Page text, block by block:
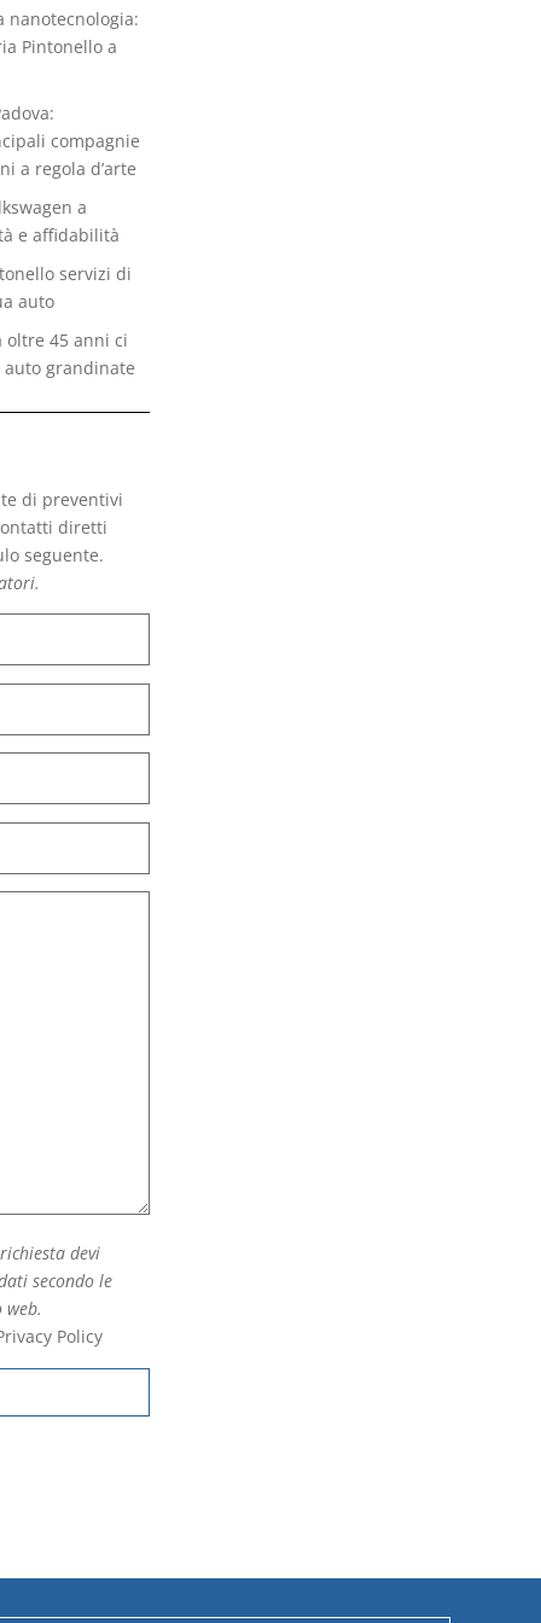
nanotecnologia:
Pintonello a
compagnie
a regola d’arte
a
e affidabilità
servizi di
auto
oltre 45 anni ci
grandinate
di preventivi
diretti
seguente.
devi
secondo le
Policy